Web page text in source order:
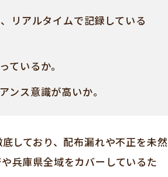
リアルタイムで記録している
ているか。
ンス意識が高いか。
底しており、配布漏れや不正を未然
兵庫県全域をカバーしているた